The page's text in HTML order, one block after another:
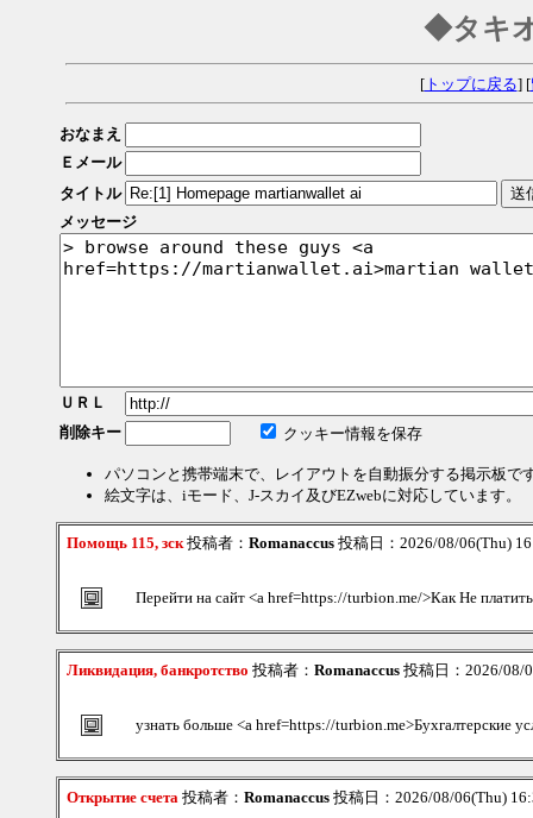
◆タキ
[トップに戻る] [
おなまえ
Ｅメール
タイトル
メッセージ
ＵＲＬ
削除キー
クッキー情報を保存
パソコンと携帯端末で、レイアウトを自動振分する掲示板で
絵文字は、iモード、J-スカイ及びEZwebに対応しています。
Помощь 115, зск投稿者： Romanaccus 投稿日：2026/08/06(Thu)
Перейти на сайт <a href=https://turbion.me/>Как Не
Ликвидация, банкротство 投稿者： Romanaccus 投稿日：2026/08/
узнать больше <a href=https://turbion.me>Бухгалтерские
Открытие счета 投稿者： Romanaccus 投稿日：2026/08/06(Thu)